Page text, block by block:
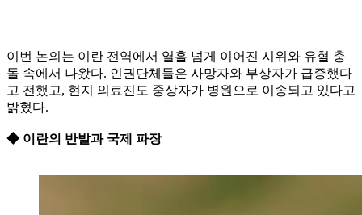
이번 논의는 이란 전역에서 열흘 넘게 이어진 시위와 유혈 충
돌 속에서 나왔다. 인권단체들은 사망자와 부상자가 급증했다
고 전했고, 현지 의료진도 중상자가 병원으로 이송되고 있다고
밝혔다.
◆ 이란의 반발과 국제 파장